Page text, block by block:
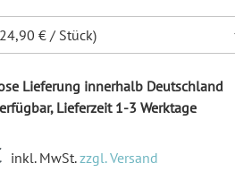
Briefpapier Hochzeit
Hochzeitsdekoration
Hochzeit
Ballonkarten Hochzeit
Empfängeraufkleber
Lieferung innerhalb Deutschland
Lieferzeit 1-3 Werktage
inkl. MwSt.zzgl. Versand